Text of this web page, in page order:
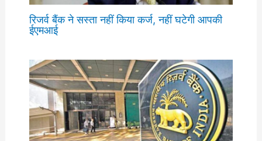
रिजर्व बैंक ने सस्ता नहीं किया कर्ज, नहीं घटेगी आपकी
ईएमआई